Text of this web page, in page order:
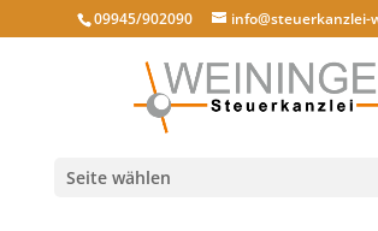
09945/902090 info@steuerkanzlei-
Seite wählen